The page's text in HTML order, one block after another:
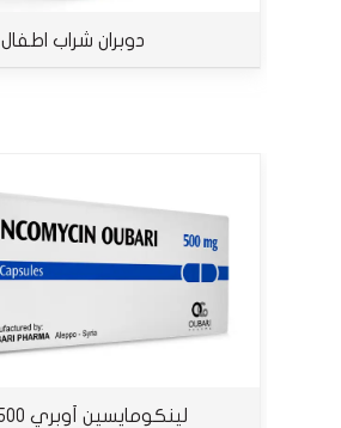
دوبران شراب اطفال
لينكومايسين أوبري 500 ملغ